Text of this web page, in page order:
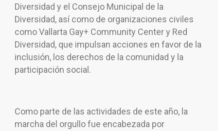
Diversidad y el Consejo Municipal de la
Diversidad, así como de organizaciones civiles
como Vallarta Gay+ Community Center y Red
Diversidad, que impulsan acciones en favor de la
inclusión, los derechos de la comunidad y la
participación social.
Como parte de las actividades de este año, la
marcha del orgullo fue encabezada por